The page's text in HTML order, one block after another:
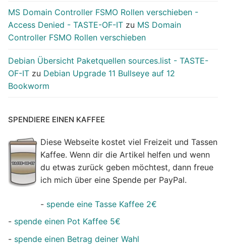
MS Domain Controller FSMO Rollen verschieben -
Access Denied - TASTE-OF-IT zu MS Domain
Controller FSMO Rollen verschieben
Debian Übersicht Paketquellen sources.list - TASTE-
OF-IT zu Debian Upgrade 11 Bullseye auf 12
Bookworm
SPENDIERE EINEN KAFFEE
Diese Webseite kostet viel Freizeit und Tassen
Kaffee. Wenn dir die Artikel helfen und wenn
du etwas zurück geben möchtest, dann freue
ich mich über eine Spende per PayPal.
- spende eine Tasse Kaffee 2€
- spende einen Pot Kaffee 5€
- spende einen Betrag deiner Wahl